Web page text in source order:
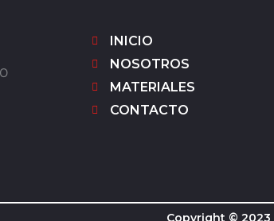
INICIO
NOSOTROS
MATERIALES
CONTACTO
Copyright © 2023